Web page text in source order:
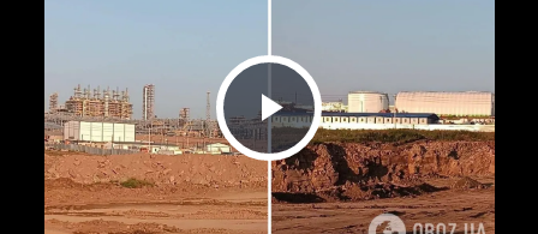
Play Video